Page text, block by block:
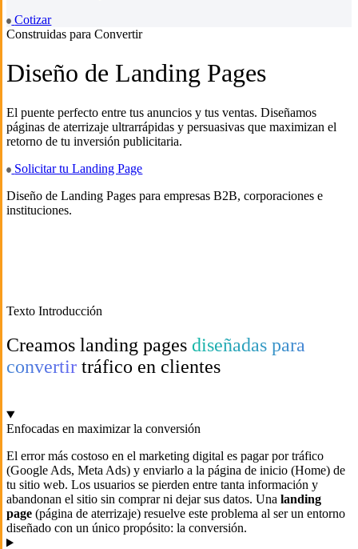
Cotizar
Construidas para Convertir
Diseño de Landing Pages
El puente perfecto entre tus anuncios y tus ventas. Diseñamos
páginas de aterrizaje ultrarrápidas y persuasivas que maximizan el
retorno de tu inversión publicitaria.
Solicitar tu Landing Page
Diseño de Landing Pages para empresas B2B, corporaciones e
instituciones.
Texto Introducción
Creamos landing pages diseñadas para
convertir tráfico en clientes
Enfocadas en maximizar la conversión
El error más costoso en el marketing digital es pagar por tráfico
(Google Ads, Meta Ads) y enviarlo a la página de inicio (Home) de
tu sitio web. Los usuarios se pierden entre tanta información y
abandonan el sitio sin comprar ni dejar sus datos. Una landing
page (página de aterrizaje) resuelve este problema al ser un entorno
diseñado con un único propósito: la conversión.